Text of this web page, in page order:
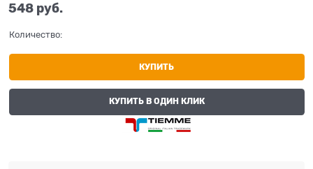
548 руб.
Количество:
КУПИТЬ
КУПИТЬ В ОДИН КЛИК